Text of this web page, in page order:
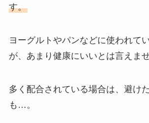
す。
ヨーグルトやパンなどに使われて
が、あまり健康にいいとは言えませ
多く配合されている場合は、避け
も…。